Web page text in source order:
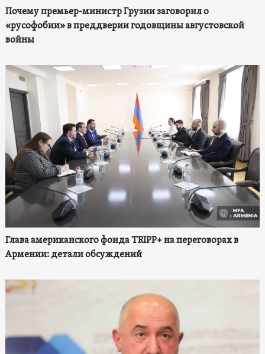
Почему премьер-министр Грузии заговорил о
«русофобии» в преддверии годовщины августовской
войны
Глава американского фонда TRIPP+ на переговорах в
Армении: детали обсуждений